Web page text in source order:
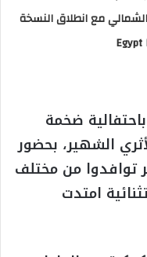
مع انطلاق النسخة
ضخمة
الشهير، بحضور
وزائر توافدوا من مختلف
امتدت